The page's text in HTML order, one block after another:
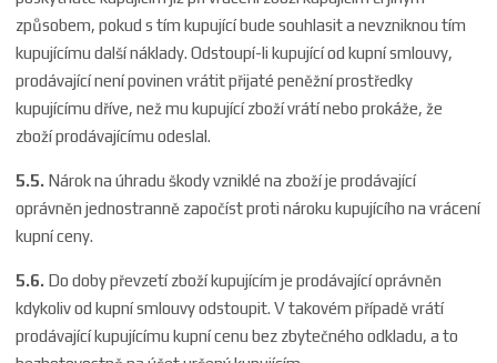
způsobem, pokud s tím kupující bude souhlasit a nevzniknou tím
kupujícímu další náklady. Odstoupí-li kupující od kupní smlouvy,
prodávající není povinen vrátit přijaté peněžní prostředky
kupujícímu dříve, než mu kupující zboží vrátí nebo prokáže, že
zboží prodávajícímu odeslal.
5.5. Nárok na úhradu škody vzniklé na zboží je prodávající
oprávněn jednostranně započíst proti nároku kupujícího na vrácení
kupní ceny.
5.6. Do doby převzetí zboží kupujícím je prodávající oprávněn
kdykoliv od kupní smlouvy odstoupit. V takovém případě vrátí
prodávající kupujícímu kupní cenu bez zbytečného odkladu, a to